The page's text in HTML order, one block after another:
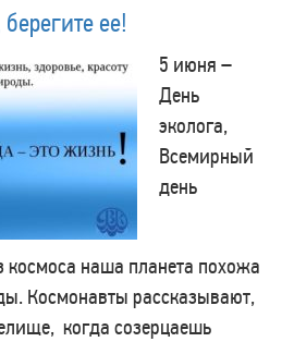
ее!
5 июня –
День
эколога,
Всемирный
день
наша планета похожа
Космонавты рассказывают,
когда созерцаешь